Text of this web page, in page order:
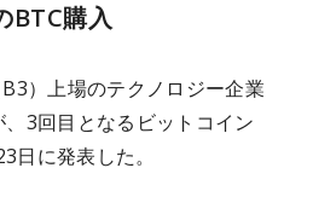
BTC購入
）上場のテクノロジー企業
3回目となるビットコイン
日に発表した。